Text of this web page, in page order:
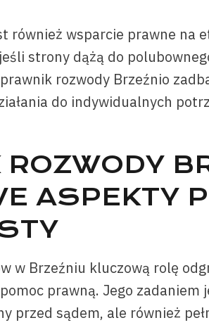
również wsparcie prawne na
strony dążą do
rozwody Brzeźnio
do indywidualnych
ASPEKTY
w Brzeźniu kluczową rolę
prawną. Jego zadaniem
przed sądem, ale również